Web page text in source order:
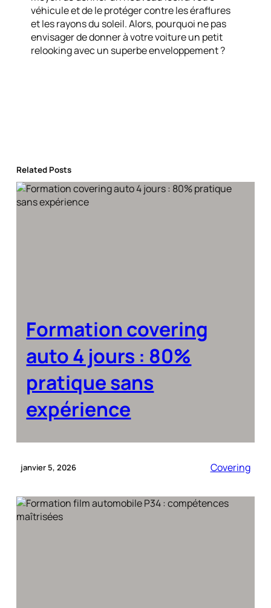
véhicule et de le protéger contre les éraflures
et les rayons du soleil. Alors, pourquoi ne pas
envisager de donner à votre voiture un petit
relooking avec un superbe enveloppement ?
Related Posts
Formation covering
auto 4 jours : 80%
pratique sans
expérience
janvier 5, 2026 Covering